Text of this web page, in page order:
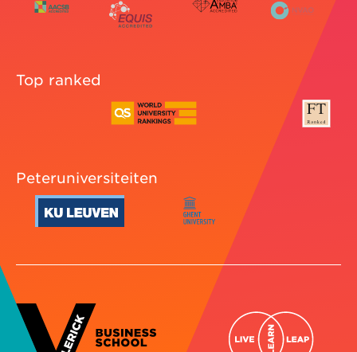
Top ranked
Peteruniversiteiten